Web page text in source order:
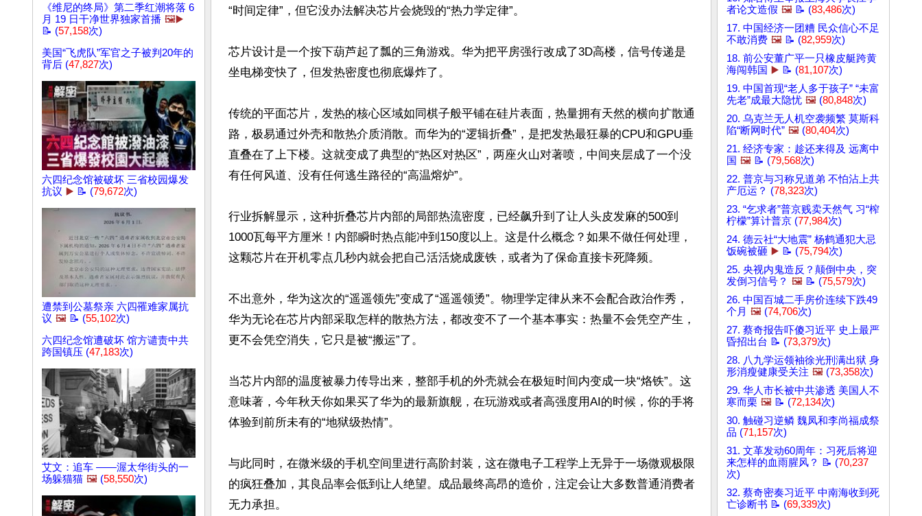
《维尼的终局》第二季红潮将落 6
月 19 日干净世界独家首播 🖼️▶️
📝 (57,158次)
美国“飞虎队”军官之子被判20年的
背后 (47,827次)
六四纪念馆被破坏 三省校园爆发
抗议 ▶️ 📝 (79,672次)
遭禁到公墓祭亲 六四罹难家属抗
议 🖼️ 📝 (55,102次)
六四纪念馆遭破坏 馆方谴责中共
跨国镇压 (47,183次)
艾文：追车 ——渥太华街头的一
场躲猫猫 🖼️ (58,550次)
“时间定律”，但它没办法解决芯片会烧毁的“热力学定律”。
芯片设计是一个按下葫芦起了瓢的三角游戏。华为把平房强行改成了3D高楼，信号传递是
坐电梯变快了，但发热密度也彻底爆炸了。
传统的平面芯片，发热的核心区域如同棋子般平铺在硅片表面，热量拥有天然的横向扩散通
路，极易通过外壳和散热介质消散。而华为的“逻辑折叠”，是把发热最狂暴的CPU和GPU垂
直叠在了上下楼。这就变成了典型的“热区对热区”，两座火山对著喷，中间夹层成了一个没
有任何风道、没有任何逃生路径的“高温熔炉”。
行业拆解显示，这种折叠芯片内部的局部热流密度，已经飙升到了让人头皮发麻的500到
1000瓦每平方厘米！内部瞬时热点能冲到150度以上。这是什么概念？如果不做任何处理，
这颗芯片在开机零点几秒内就会把自己活活烧成废铁，或者为了保命直接卡死降频。
不出意外，华为这次的“遥遥领先”变成了“遥遥领烫”。物理学定律从来不会配合政治作秀，
华为无论在芯片内部采取怎样的散热方法，都改变不了一个基本事实：热量不会凭空产生，
更不会凭空消失，它只是被“搬运”了。
当芯片内部的温度被暴力传导出来，整部手机的外壳就会在极短时间内变成一块“烙铁”。这
意味著，今年秋天你如果买了华为的最新旗舰，在玩游戏或者高强度用AI的时候，你的手将
体验到前所未有的“地狱级热情”。
与此同时，在微米级的手机空间里进行高阶封装，这在微电子工程学上无异于一场微观极限
的疯狂叠加，其良品率会低到让人绝望。成品最终高昂的造价，注定会让大多数普通消费者
无力承担。
者论文造假 🖼️ 📝 (83,486次)
17. 中国经济一团糟 民众信心不足
不敢消费 🖼️ 📝 (82,959次)
18. 前公安董广平一只橡皮艇跨黄
海闯韩国 ▶️ 📝 (81,107次)
19. 中国首现“老人多于孩子” “未富
先老”成最大隐忧 🖼️ (80,848次)
20. 乌克兰无人机空袭频繁 莫斯科
陷“断网时代” 🖼️ (80,404次)
21. 经济专家：趁还来得及 远离中
国 🖼️ 📝 (79,568次)
22. 普京与习称兄道弟 不怕沾上共
产厄运？ (78,323次)
23. “乞求者”普京贱卖天然气 习“榨
柠檬”算计普京 (77,984次)
24. 德云社“大地震” 杨鹤通犯大忌
饭碗被砸 ▶️ 📝 (75,794次)
25. 央视内鬼造反？颠倒中央，突
发倒习信号？ 🖼️ 📝 (75,579次)
26. 中国百城二手房价连续下跌49
个月 🖼️ (74,706次)
27. 蔡奇报告吓傻习近平 史上最严
昏招出台 📝 (73,379次)
28. 八九学运领袖徐光刑满出狱 身
形消瘦健康受关注 🖼️ (73,358次)
29. 华人市长被中共渗透 美国人不
寒而栗 🖼️ 📝 (72,134次)
30. 触碰习逆鳞 魏凤和李尚福成祭
品 (71,157次)
31. 文革发动60周年：习死后将迎
来怎样的血雨腥风？ 📝 (70,237
次)
32. 蔡奇密奏习近平 中南海收到死
亡诊断书 📝 (69,339次)